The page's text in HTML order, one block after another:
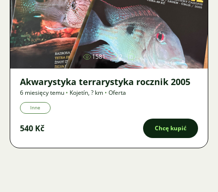
Zdjęcie
1581 2
Akwarystyka terrarystyka rocznik 2005
6 miesięcy temu • Kojetín,? km • Oferta
Inne
540 Kč Chcę kupić